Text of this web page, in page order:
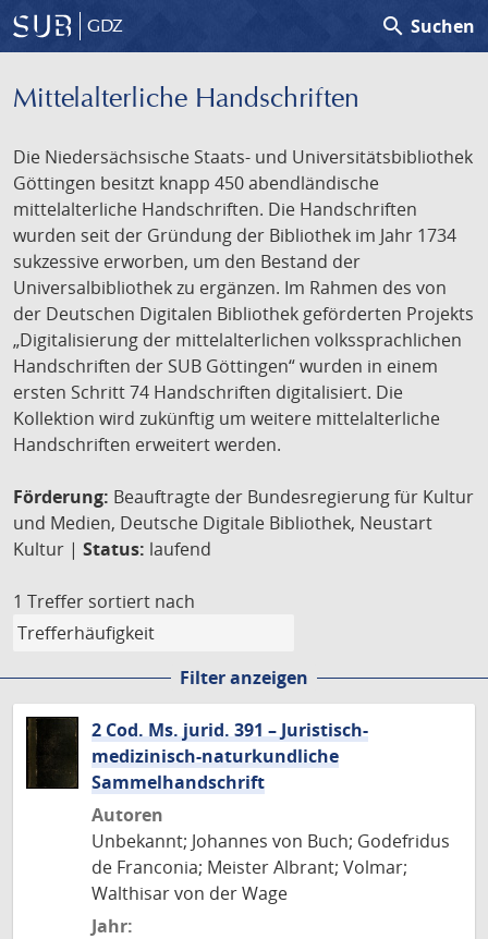
GDZ search Suchen
Mittelalterliche Handschriften
Die Niedersächsische Staats- und Universitätsbibliothek
Göttingen besitzt knapp 450 abendländische
mittelalterliche Handschriften. Die Handschriften
wurden seit der Gründung der Bibliothek im Jahr 1734
sukzessive erworben, um den Bestand der
Universalbibliothek zu ergänzen. Im Rahmen des von
der Deutschen Digitalen Bibliothek geförderten Projekts
„Digitalisierung der mittelalterlichen volkssprachlichen
Handschriften der SUB Göttingen“ wurden in einem
ersten Schritt 74 Handschriften digitalisiert. Die
Kollektion wird zukünftig um weitere mittelalterliche
Handschriften erweitert werden.
Förderung: Beauftragte der Bundesregierung für Kultur
und Medien, Deutsche Digitale Bibliothek, Neustart
Kultur | Status: laufend
1 Treffer sortiert nach
Filter anzeigen
2 Cod. Ms. jurid. 391 – Juristisch-
medizinisch-naturkundliche
Sammelhandschrift
Autoren
Unbekannt; Johannes von Buch; Godefridus
de Franconia; Meister Albrant; Volmar;
Walthisar von der Wage
Jahr: